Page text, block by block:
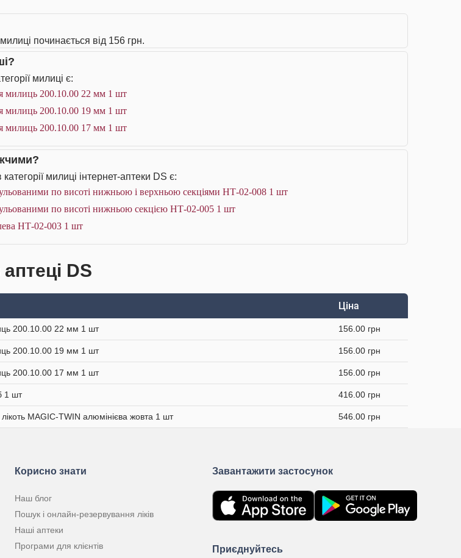
починається від 156 грн.
милиці є:
милиць 200.10.00 22 мм 1 шт
милиць 200.10.00 19 мм 1 шт
милиць 200.10.00 17 мм 1 шт
милиці інтернет-аптеки DS є:
по висоті нижньою і верхньою секціями НТ-02-008 1 шт
по висоті нижньою секцією НТ-02-005 1 шт
НТ-02-003 1 шт
DS
Ціна
200.10.00 22 мм 1 шт 156.00 грн
200.10.00 19 мм 1 шт 156.00 грн
200.10.00 17 мм 1 шт 156.00 грн
1 шт 416.00 грн
MAGIC-TWIN алюмінієва жовта 1 шт 546.00 грн
Корисно знати
Наш блог
Пошук і онлайн-резервування ліків
Наші аптеки
Програми для клієнтів
Завантажити застосунок
Приєднуйтесь